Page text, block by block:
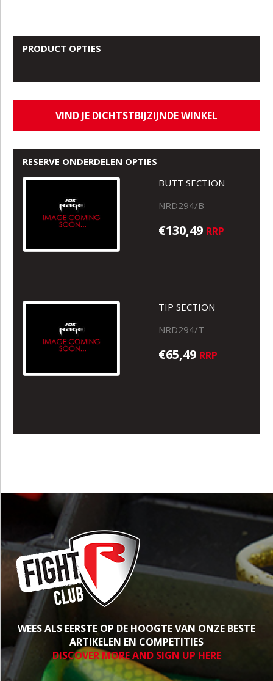
PRODUCT OPTIES
VIND JE DICHTSTBIJZIJNDE WINKEL
RESERVE ONDERDELEN OPTIES
BUTT SECTION
NRD294/B
€130,49 RRP
TIP SECTION
NRD294/T
€65,49 RRP
WEES ALS EERSTE OP DE HOOGTE VAN ONZE BESTE
ARTIKELEN EN COMPETITIES
DISCOVER MORE AND SIGN UP HERE